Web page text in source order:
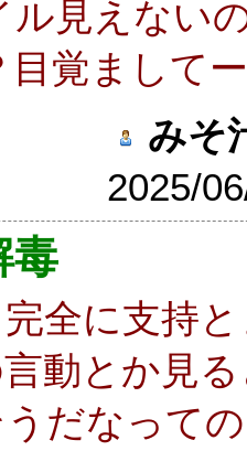
ル見えない
目覚まして
みそ
2025/
毒
完全に支持
動とか見
だなって